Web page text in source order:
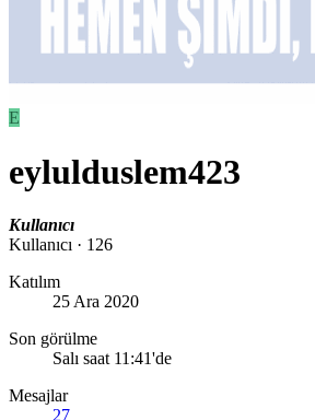
E
eylulduslem423
Kullanıcı
Kullanıcı · 126
Katılım
25 Ara 2020
Son görülme
Salı saat 11:41'de
Mesajlar
27